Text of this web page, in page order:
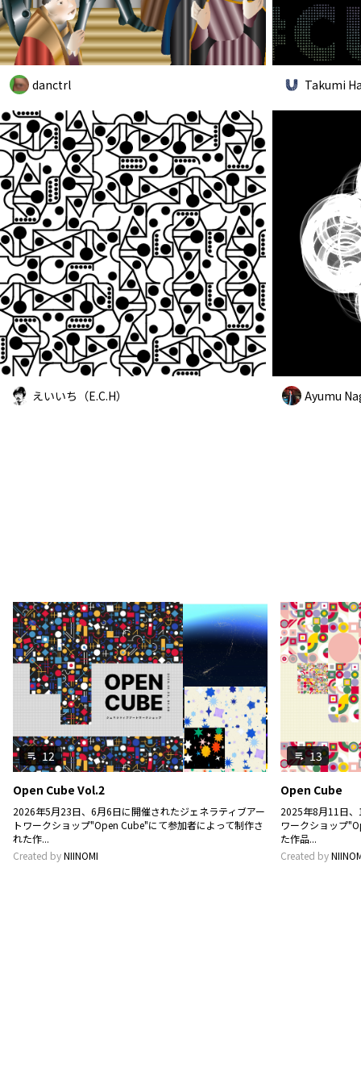
danctrl Takumi
えいいち（E.C.H） Ayumu
playlist_play 12
Open Cube Vol.2
2026年5月23日、6月6日に開催されたジェネラティブアー
トワークショップ"Open Cube"にて参加者によって制作さ
れた作...
Created byNIINOMI
playlist_play 13
Open Cube
2025年8月11日、
ワークショップ
た作品...
Created by